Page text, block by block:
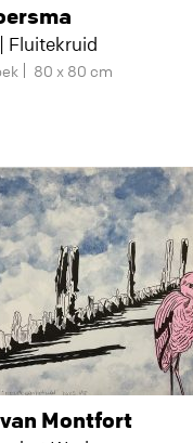
Fluitekruid
80 x 80 cm
Montfort